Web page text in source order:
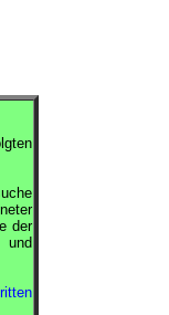
der
und